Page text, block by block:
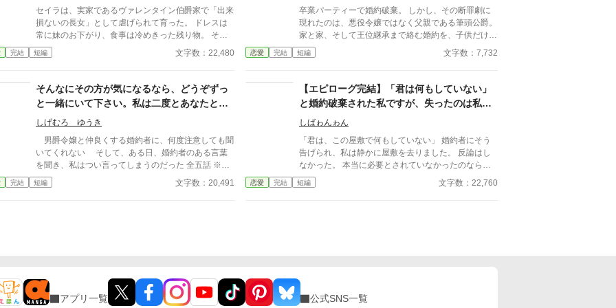
離を置き、冷徹と噂される辺境伯アレクシス。彼は、
イザラの持つ鋼のような意志と冷静な知性を見抜き、
彼女の非公式な協力者となる。 しかし、そんな彼
女を待っていたのは「辺境伯と不貞を働いている」と
いう、さらに悪質な濡れ衣だった――
セイラは、実家であるヴァレンタイン伯爵家で「出来
損ないの長女」として虐げられて育った。 ドレスは
常に妹のお下がり、食事は冷めきった残り物。 そん
な泥のような日々から、王都の社交界を浮名で賑わす
当代の寵児、ダミアンに望まれて嫁いだとき、彼女は
愛される温かい家庭。それを夢見ていた。 しかし、
現実は残酷だった。 ダミアンが求めていたのは、ト
ロフィーとしての美しい妻でも、情熱を傾ける恋人で
もない。 「ハサウェイ侯爵家の格式を汚さず、完璧
に家政を取り仕切り、夫の不在を静かに守る、都合の
いい従順な女主人の座席」そのものだった。
完結 短編 文字数：22,480
卒業パーティーで婚約破棄。 しかし、その断罪劇に
現れたのは、悪役令嬢ではなく父親である筆頭公爵。
家と家、そして王位継承まで絡む婚約を、子供だけで
勝手に壊せるわけがない。 「家の話であれば、私を
通していただこうか」 その一言で、恋に酔った王太
棄を現実でやってしまった愚かな王太子に、大人たち
が正論を叩き込むお話。
恋愛 完結 短編 文字数：7,732
そんなにその方が気になるなら、どうぞずっ
と一緒にいて下さい。私は二度とあなたとは
関わりませんので……。
しげむろ ゆうき
男爵令嬢と仲良くする婚約者に、何度注意しても聞
いてくれない そして、ある日、婚約者のある言葉
を聞き、私はつい言ってしまうのだった 全五話 ※ホ
ラー無し
完結 短編 文字数：20,491
【エピローグ完結】「君は何もしていない」
と婚約破棄された私ですが、失ったのは私だ
けではなかったようです
しばゎんゎん
「君は、この屋敷で何もしていない」 婚約者にそう
告げられ、私は静かに屋敷を去りました。 反論はし
なかった。 本当に必要とされていなかったのなら、
そこにいる理由などない。 けれど、翌日から屋敷は
変わり始める。 もちろん、悪い意味で。 執事が辞
恋愛 完結 短編 文字数：22,760
アプリ一覧 公式SNS一覧